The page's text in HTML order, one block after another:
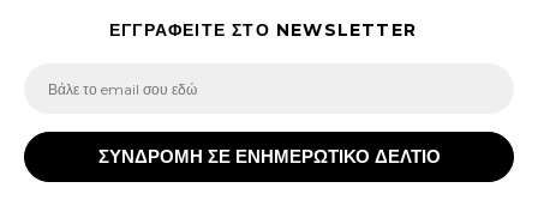
ΕΓΓΡΑΦΕΙΤΕ ΣΤΟ NEWSLETTER
ΣΥΝΔΡΟΜΗ ΣΕ ΕΝΗΜΕΡΩΤΙΚΟ ΔΕΛΤΙΟ